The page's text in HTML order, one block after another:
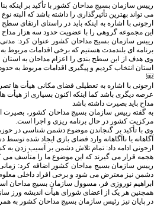
رییس سازمان بسیج مداحان کشور با تأکید بر اینکه
می تواند بهترین تأثیرگذاری را داشته باشد که البته
ارجونی با اشاره به اینکه باید در راستای
این مجموعه گروهی را با عضویت حدود سه هزار
رییس سازمان بسیج مداحان کشور عنوان کرد:
برنامه ای بلندمدت هستیم که برخی اقدامات مربوط
وی هدف از این سطح بندی را اعزام مداحان به
استان انتخاب کردیم و پیگیری اقدامات مربوط به حدود ۵ استان به هر نفر محول
￼
ارجونی با اشاره به تعطیلی فضای مکانی هیأت ها
عرصه دیگری باشد کما اینکه اکنون بسیاری از هیأت
مداح باید بصیرت داشته باشد
به گفته رییس سازمان بسیج مداحان کشور، بصیرت
مرکزیت کشور در حال برنامه ریزی و اجرا است.
وی با تأکید بر گنجاندن موضوع دشمن شناسی در
آگاهانه یا ناآگاهانه وارد فضای بازی ایجاد شده
ارجونی ادامه داد: تمام تلاش دشمن بر آسیب زدن به
هجمه قرار می گیرند که این موضوع ما را متأسف می
رییس سازمان بسیج مداحان کشور اضافه کرد:
دشمن نیز معترض می شود و برخی افراد داخلی معلوم
ابراهیم نوروزی فر، مسوول سازمان بسیج مداحان
همچنین هر یک از اعضای شورای هیأت اندیشه ورز
در پایان نیز رئیس سازمان بسیج مداحان کشور به